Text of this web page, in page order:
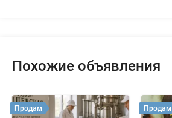
Похожие объявления
Продам Продам